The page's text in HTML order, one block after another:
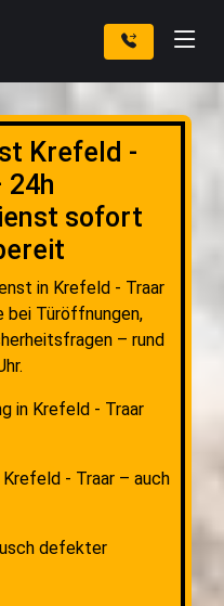
Krefeld -
24h
sofort
in Krefeld - Traar
bei Türöffnungen,
– rund
in Krefeld - Traar
- Traar – auch
defekter